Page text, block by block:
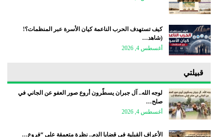
كيف تستهدف الحرب الناعمة كيان الأسرة عبر المنظمات؟!
(شاهد…
أغسطس 4, 2026
قبيلتي
لوجه الله.. آل جبران يسطّرون أروع صور العفو عن الجاني في
صلح…
أغسطس 4, 2026
الأعراف القبلية في قضايا الدم.. نظرة متعمقة على “فروع…